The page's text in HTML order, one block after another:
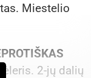
Miestelio
2-jų dalių